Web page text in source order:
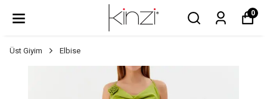
0
Üst Giyim Elbise